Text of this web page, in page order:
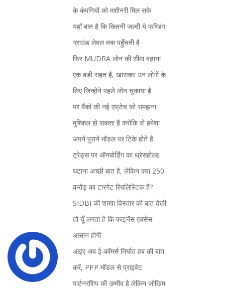
के कंपनियों को मशीनरी मिल सके
यहाँ बात है कि कितनी जल्दी ये फण्डिंग
ग्राउंड लेवल तक पहुँचती है
फिर MUDRA लोन की सीमा बढ़ाना
एक बड़ी राहत है, खासकर उन लोगों के
लिए जिन्होंने पहले लोन चुकाया है
पर बैंकों की नई एप्रोच को समझना
मुश्किल हो सकता है क्योंकि वो हमेशा
अपने पुराने मॉडल पर टिके होते हैं
ट्रेड्स पर ऑनबोर्डिंग का थ्रेसहोल्ड
घटाना अच्छी बात है, लेकिन क्या 250
करोड़ का टारगेट रियलिस्टिक है?
SIDBI की शाखा विस्तार की बात देखी
तो यूँ लगता है कि फाइनेंस एक्सेस
आसान होगी
आइए अब ई‑कॉमर्स निर्यात हब की बात
करें, PPP मॉडल से प्राइवेट
पार्टनरशिप की उम्मीद है लेकिन जोखिम